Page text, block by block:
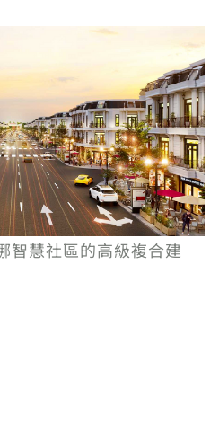
智慧社區的高級複合建